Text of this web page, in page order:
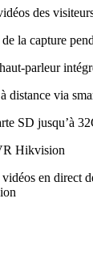
des
capture
parleur
via
SD jusqu’à
Hikvision
en direct